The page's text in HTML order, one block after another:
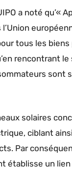
a noté qu’«
tous les
rencontrant
sont
solaires
ciblant
Par
établisse un